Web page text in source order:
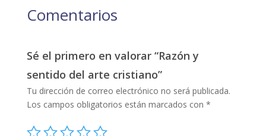
Comentarios
Sé el primero en valorar “Razón y
sentido del arte cristiano”
Tu dirección de correo electrónico no será publicada.
Los campos obligatorios están marcados con *